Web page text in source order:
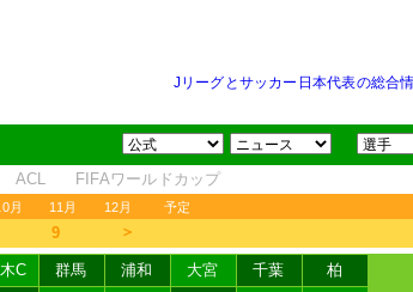
Jリーグとサッカー日本代表の総合
ACL FIFAワールドカップ
月 11月 12月 予定
9 ＞
C 群馬 浦和 大宮 千葉
柏